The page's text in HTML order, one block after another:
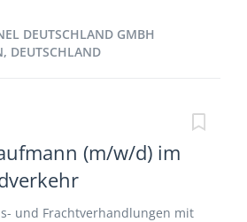
und internationalen
mit
DEUTSCHLAND GMBH
DEUTSCHLAND
(m/w/d) im
und Frachtverhandlungen mit